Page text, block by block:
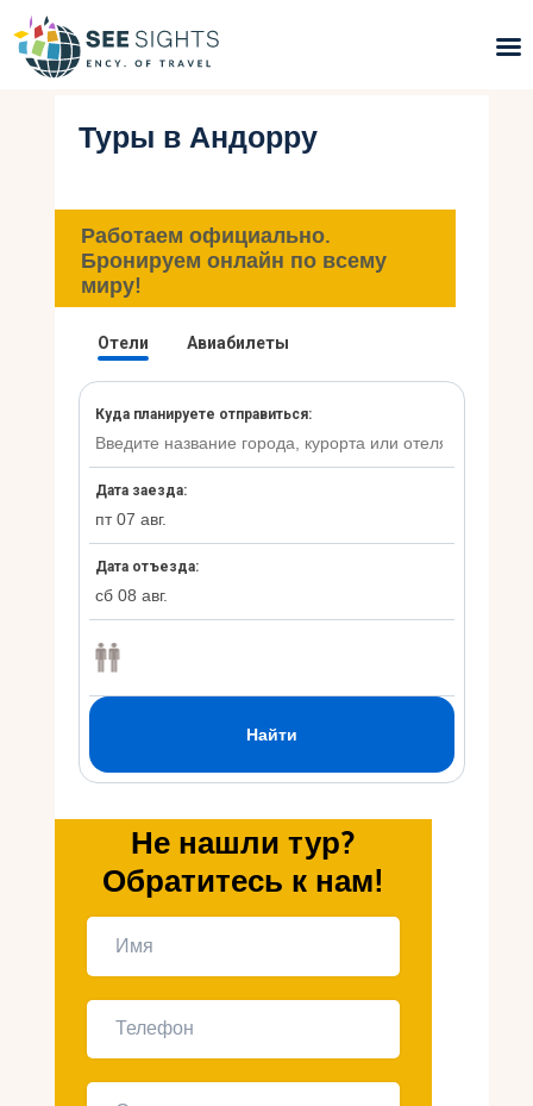
Поиск туров
Типы Туров
Страны
Инфо
Контакты
Туры в Андорру
Работаем официально.
Бронируем онлайн по всему
миру!
Не нашли тур?
Обратитесь к нам!